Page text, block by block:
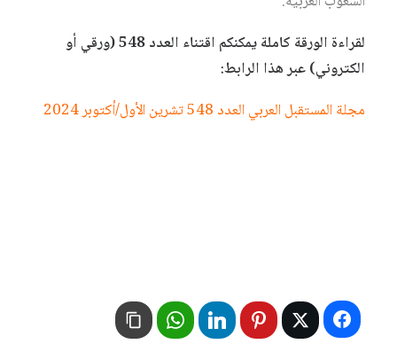
لقراءة الورقة كاملة يمكنكم اقتناء العدد 548 (ورقي أو
الكتروني) عبر هذا الرابط:
مجلة المستقبل العربي العدد 548 تشرين الأول/أكتوبر 2024